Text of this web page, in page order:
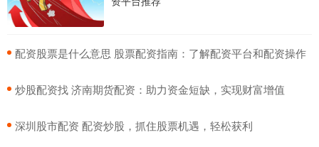
​配资股票是什么意思 股票配资指南：了解配资平台和配资操作
​炒股配资找 济南期货配资：助力资金短缺，实现财富增值
​深圳股市配资 配资炒股，抓住股票机遇，轻松获利